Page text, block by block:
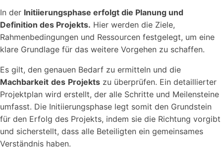
In der Initiierungsphase erfolgt die Planung und
Definition des Projekts. Hier werden die Ziele,
Rahmenbedingungen und Ressourcen festgelegt, um eine
klare Grundlage für das weitere Vorgehen zu schaffen.
Es gilt, den genauen Bedarf zu ermitteln und die
Machbarkeit des Projekts zu überprüfen. Ein detaillierter
Projektplan wird erstellt, der alle Schritte und Meilensteine
umfasst. Die Initiierungsphase legt somit den Grundstein
für den Erfolg des Projekts, indem sie die Richtung vorgibt
und sicherstellt, dass alle Beteiligten ein gemeinsames
Verständnis haben.